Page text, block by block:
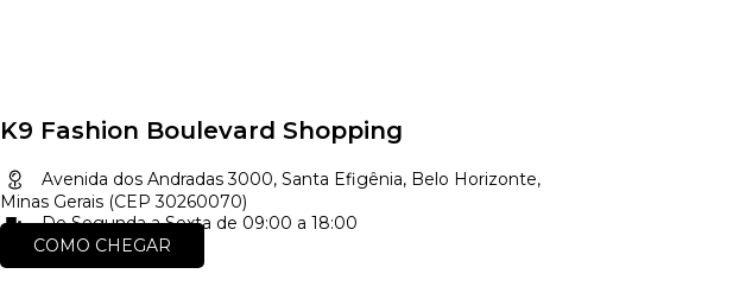
K9 Fashion Boulevard Shopping
Avenida dos Andradas 3000, Santa Efigênia, Belo Horizonte,
Minas Gerais (CEP 30260070)
De Segunda a Sexta de 09:00 a 18:00
COMO CHEGAR